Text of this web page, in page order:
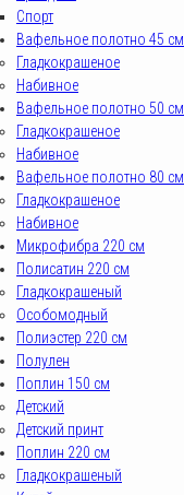
Спорт
Вафельное полотно 45 см
Гладкокрашеное
Набивное
Вафельное полотно 50 см
Гладкокрашеное
Набивное
Вафельное полотно 80 см
Гладкокрашеное
Набивное
Микрофибра 220 см
Полисатин 220 см
Гладкокрашеный
Особомодный
Полиэстер 220 см
Полулен
Поплин 150 см
Детский
Детский принт
Поплин 220 см
Гладкокрашеный